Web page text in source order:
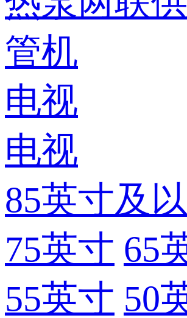
管机
电视
电视
85英寸及
75英寸 65
55英寸 50